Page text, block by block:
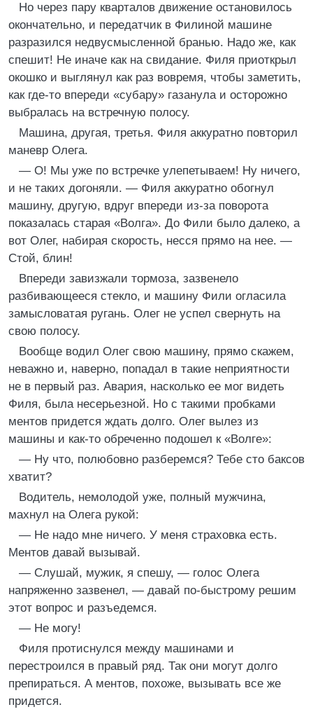
Но через пару кварталов движение остановилось
окончательно, и передатчик в Филиной машине
разразился недвусмысленной бранью. Надо же, как
спешит! Не иначе как на свидание. Филя приоткрыл
окошко и выглянул как раз вовремя, чтобы заметить,
как где-то впереди «субару» газанула и осторожно
выбралась на встречную полосу.
Машина, другая, третья. Филя аккуратно повторил
маневр Олега.
— О! Мы уже по встречке улепетываем! Ну ничего,
и не таких догоняли. — Филя аккуратно обогнул
машину, другую, вдруг впереди из-за поворота
показалась старая «Волга». До Фили было далеко, а
вот Олег, набирая скорость, несся прямо на нее. —
Стой, блин!
Впереди завизжали тормоза, зазвенело
разбивающееся стекло, и машину Фили огласила
замысловатая ругань. Олег не успел свернуть на
свою полосу.
Вообще водил Олег свою машину, прямо скажем,
неважно и, наверно, попадал в такие неприятности
не в первый раз. Авария, насколько ее мог видеть
Филя, была несерьезной. Но с такими пробками
ментов придется ждать долго. Олег вылез из
машины и как-то обреченно подошел к «Волге»:
— Ну что, полюбовно разберемся? Тебе сто баксов
хватит?
Водитель, немолодой уже, полный мужчина,
махнул на Олега рукой:
— Не надо мне ничего. У меня страховка есть.
Ментов давай вызывай.
— Слушай, мужик, я спешу, — голос Олега
напряженно зазвенел, — давай по-быстрому решим
этот вопрос и разъедемся.
— Не могу!
Филя протиснулся между машинами и
перестроился в правый ряд. Так они могут долго
препираться. А ментов, похоже, вызывать все же
придется.